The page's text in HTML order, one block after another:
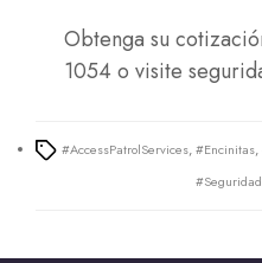
Obtenga su
1054 o visite
Tags
#AccessPatrolServices,#Encinitas,